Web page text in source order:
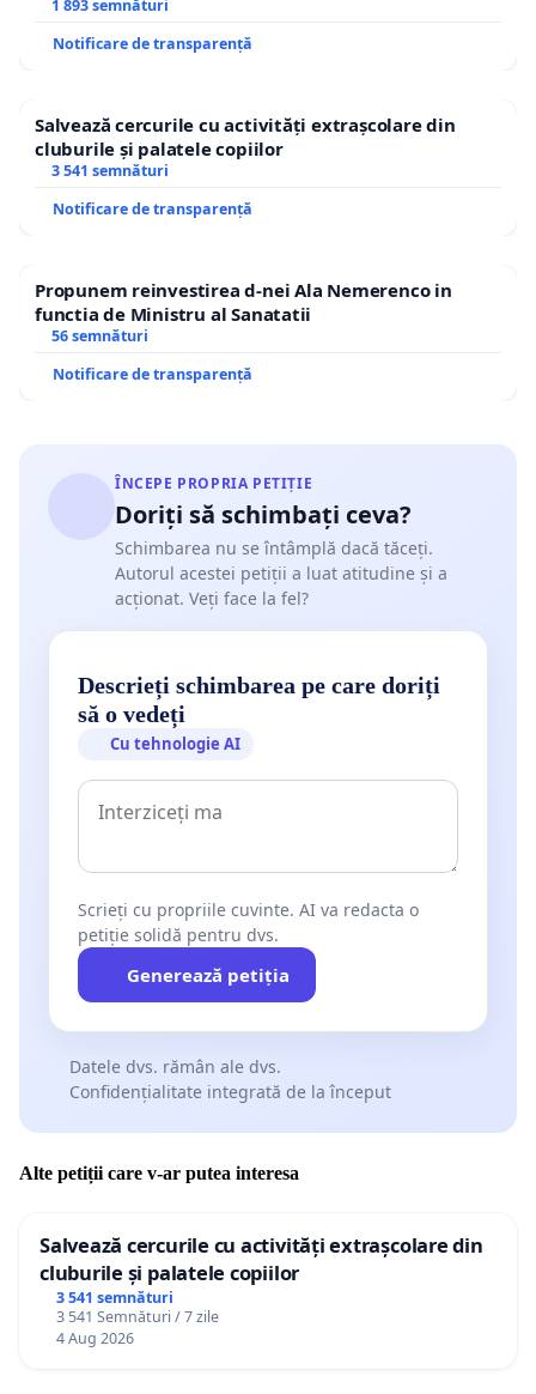
1 893 semnături
Notificare de transparență
Salvează cercurile cu activități extrașcolare din
cluburile și palatele copiilor
3 541 semnături
Notificare de transparență
Propunem reinvestirea d-nei Ala Nemerenco in
functia de Ministru al Sanatatii
56 semnături
Notificare de transparență
ÎNCEPE PROPRIA PETIȚIE
Doriți să schimbați ceva?
Schimbarea nu se întâmplă dacă tăceți.
Autorul acestei petiții a luat atitudine și a
acționat. Veți face la fel?
Descrieți schimbarea pe care doriți
să o vedeți
Cu tehnologie AI
Scrieți cu propriile cuvinte. AI va redacta o
petiție solidă pentru dvs.
Generează petiția
Datele dvs. rămân ale dvs.
Confidențialitate integrată de la început
Alte petiții care v-ar putea interesa
Salvează cercurile cu activități extrașcolare din
cluburile și palatele copiilor
3 541 semnături
3 541 Semnături / 7 zile
4 Aug 2026